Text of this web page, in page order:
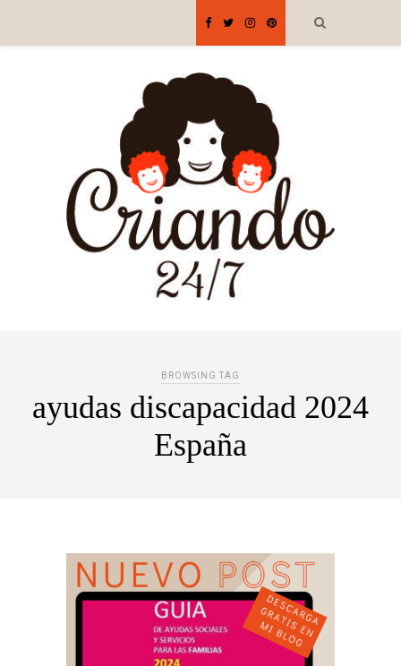
BROWSING TAG
ayudas discapacidad 2024
España